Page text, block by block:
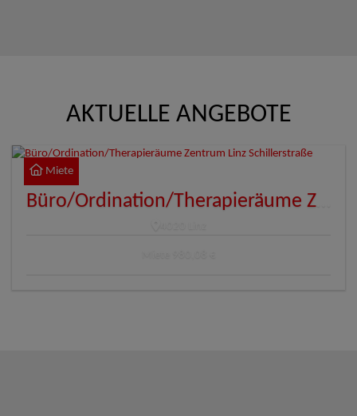
AKTUELLE ANGEBOTE
Miete